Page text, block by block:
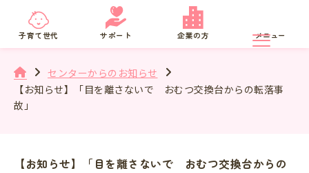
京都府
子育て世代 サポート 企業の方 メニュー
センターからのお知らせ
【お知らせ】「目を離さないで おむつ交換台からの転落事
故」
【お知らせ】「目を離さないで おむつ交換台からの